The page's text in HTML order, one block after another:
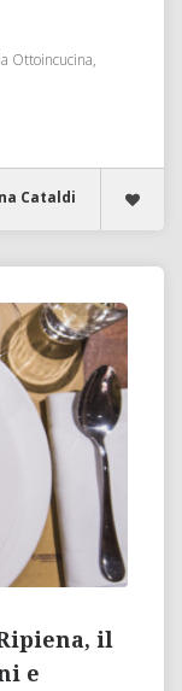
Ottoincucina,
Cataldi
il
e